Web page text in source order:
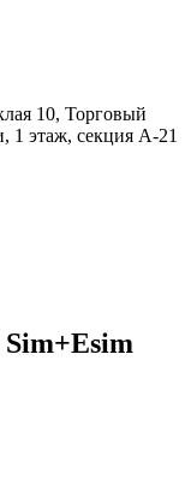
10, Торговый
1 этаж, секция А-21